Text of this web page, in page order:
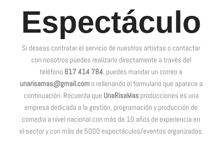
Espectáculo
Si deseas contratar el servicio de nuestros artistas o contactar
con nosotros puedes realizarlo directamente a través del
teléfono 617 414 784, puedes mandar un correo a
unarisamas@gmail.como rellenando el formulario que aparece a
continuación. Recuerda que UnaRisaMasproducciones es una
empresa dedicada a la gestión, programación y producción de
comedia a nivel nacional con más de 10 años de experiencia en
el sector y con más de 5000 espectáculos/eventos organizados.